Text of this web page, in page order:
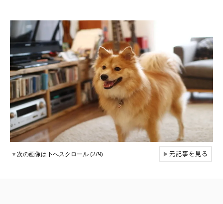
▼次の画像は下へスクロール (2/9) ▶元記事を見る